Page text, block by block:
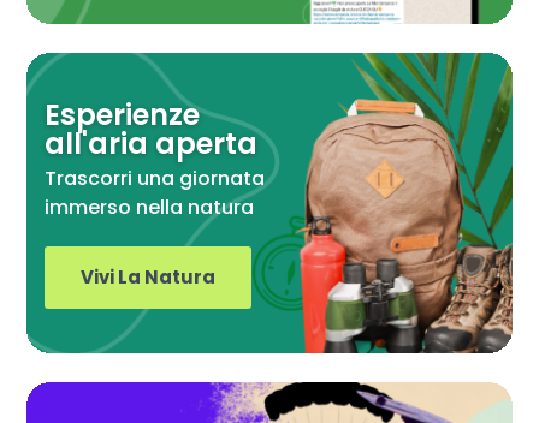
Esperienze
all'aria aperta
Trascorri una giornata
immerso nella natura
Vivi La Natura